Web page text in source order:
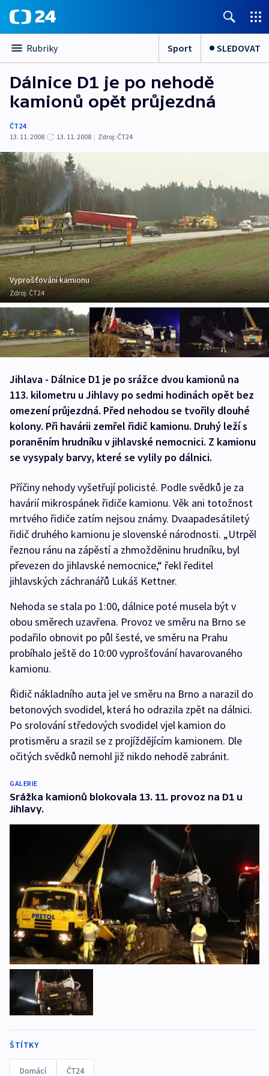
Rubriky Sport SLEDOVAT
Dálnice D1 je po nehodě
kamionů opět průjezdná
ČT24
13. 11. 2008
13. 11. 2008 | Zdroj: ČT24
Vyprošťování kamionu
Zdroj: ČT24
Jihlava - Dálnice D1 je po srážce dvou kamionů na
113. kilometru u Jihlavy po sedmi hodinách opět bez
omezení průjezdná. Před nehodou se tvořily dlouhé
kolony. Při havárii zemřel řidič kamionu. Druhý leží s
poraněním hrudníku v jihlavské nemocnici. Z kamionu
se vysypaly barvy, které se vylily po dálnici.
Příčiny nehody vyšetřují policisté. Podle svědků je za
havárií mikrospánek řidiče kamionu. Věk ani totožnost
mrtvého řidiče zatím nejsou známy. Dvaapadesátiletý
řidič druhého kamionu je slovenské národnosti. „Utrpěl
řeznou ránu na zápěstí a zhmožděninu hrudníku, byl
převezen do jihlavské nemocnice,“ řekl ředitel
jihlavských záchranářů Lukáš Kettner.
Nehoda se stala po 1:00, dálnice poté musela být v
obou směrech uzavřena. Provoz ve směru na Brno se
podařilo obnovit po půl šesté, ve směru na Prahu
probíhalo ještě do 10:00 vyprošťování havarovaného
kamionu.
Řidič nákladního auta jel ve směru na Brno a narazil do
betonových svodidel, která ho odrazila zpět na dálnici.
Po srolování středových svodidel vjel kamion do
protisměru a srazil se z projíždějícím kamionem. Dle
očitých svědků nemohl již nikdo nehodě zabránit.
GALERIE
Srážka kamionů blokovala 13. 11. provoz na D1 u
Jihlavy.
ŠTÍTKY
Domácí ČT24